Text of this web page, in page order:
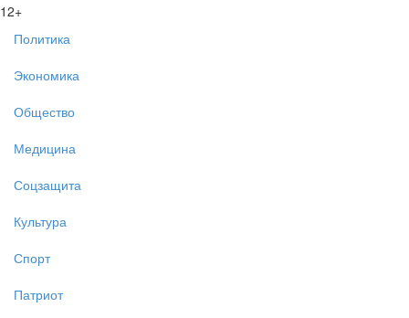
12+
Политика
Экономика
Общество
Медицина
Соцзащита
Культура
Спорт
Патриот